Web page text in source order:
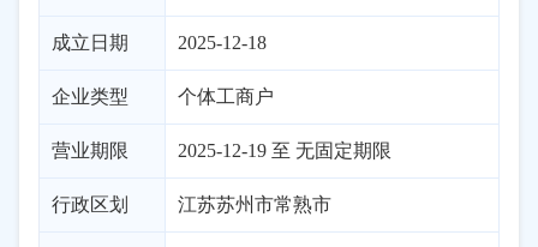
成立日期 2025-12-18
企业类型 个体工商户
营业期限 2025-12-19 至 无固定期限
行政区划 江苏苏州市常熟市